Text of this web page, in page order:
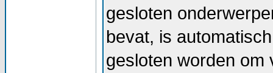
gesloten
bevat, is
gesloten worden om